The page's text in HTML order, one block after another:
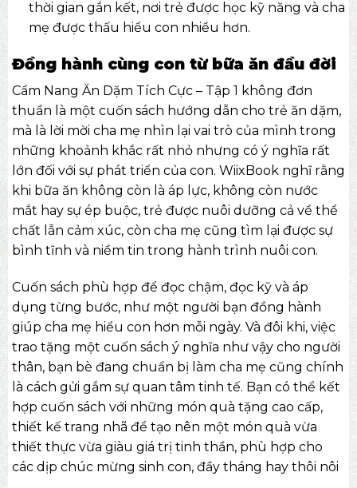
thời gian gắn kết, nơi trẻ được học kỹ năng và cha
mẹ được thấu hiểu con nhiều hơn.
Đồng hành cùng con từ bữa ăn đầu đời
Cẩm Nang Ăn Dặm Tích Cực – Tập 1 không đơn
thuần là một cuốn sách hướng dẫn cho trẻ ăn dặm,
mà là lời mời cha mẹ nhìn lại vai trò của mình trong
những khoảnh khắc rất nhỏ nhưng có ý nghĩa rất
lớn đối với sự phát triển của con. WiixBooknghĩ rằng
khi bữa ăn không còn là áp lực, không còn nước
mắt hay sự ép buộc, trẻ được nuôi dưỡng cả về thể
chất lẫn cảm xúc, còn cha mẹ cũng tìm lại được sự
bình tĩnh và niềm tin trong hành trình nuôi con.
Cuốn sách phù hợp để đọc chậm, đọc kỹ và áp
dụng từng bước, như một người bạn đồng hành
giúp cha mẹ hiểu con hơn mỗi ngày. Và đôi khi, việc
trao tặng một cuốn sách ý nghĩa như vậy cho người
thân, bạn bè đang chuẩn bị làm cha mẹ cũng chính
là cách gửi gắm sự quan tâm tinh tế. Bạn có thể kết
hợp cuốn sách với những món quà tặng cao cấp,
thiết kế trang nhã để tạo nên một món quà vừa
thiết thực vừa giàu giá trị tinh thần, phù hợp cho
các dịp chúc mừng sinh con, đầy tháng hay thôi nôi